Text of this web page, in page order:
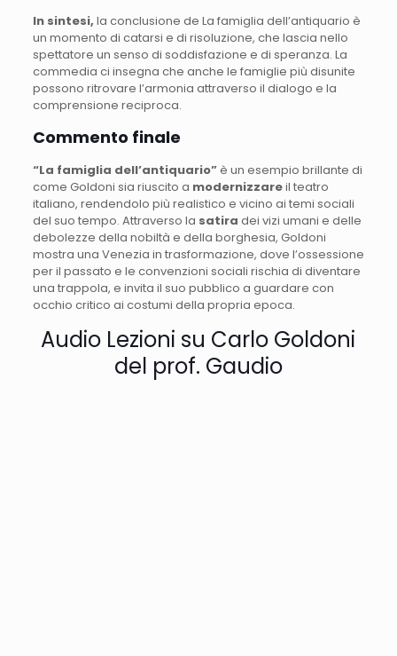
In sintesi, la conclusione de La famiglia dell’antiquario è
un momento di catarsi e di risoluzione, che lascia nello
spettatore un senso di soddisfazione e di speranza. La
commedia ci insegna che anche le famiglie più disunite
possono ritrovare l’armonia attraverso il dialogo e la
comprensione reciproca.
Commento finale
“La famiglia dell’antiquario”è un esempio brillante di
come Goldoni sia riuscito a modernizzareil teatro
italiano, rendendolo più realistico e vicino ai temi sociali
del suo tempo. Attraverso la satira dei vizi umani e delle
debolezze della nobiltà e della borghesia, Goldoni
mostra una Venezia in trasformazione, dove l’ossessione
per il passato e le convenzioni sociali rischia di diventare
una trappola, e invita il suo pubblico a guardare con
occhio critico ai costumi della propria epoca.
Audio Lezioni su Carlo Goldoni
del prof. Gaudio